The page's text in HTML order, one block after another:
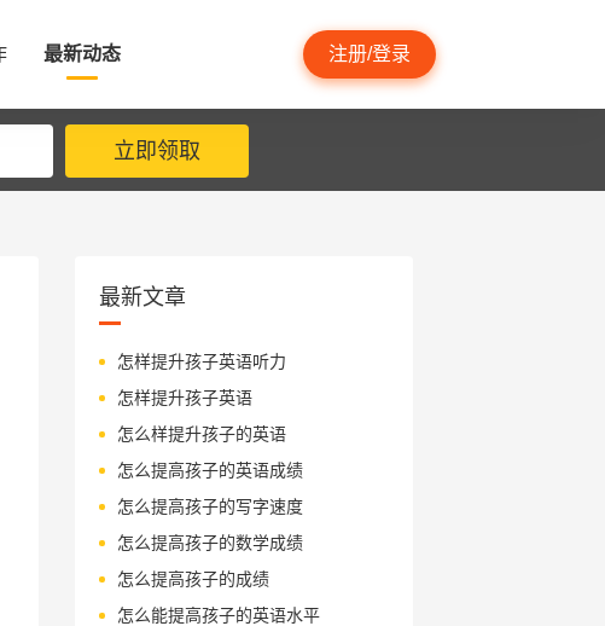
最新动态 注册/登录
立即领取
最新文章
怎样提升孩子英语听力
怎样提升孩子英语
怎么样提升孩子的英语
怎么提高孩子的英语成绩
怎么提高孩子的写字速度
怎么提高孩子的数学成绩
怎么提高孩子的成绩
怎么能提高孩子的英语水平